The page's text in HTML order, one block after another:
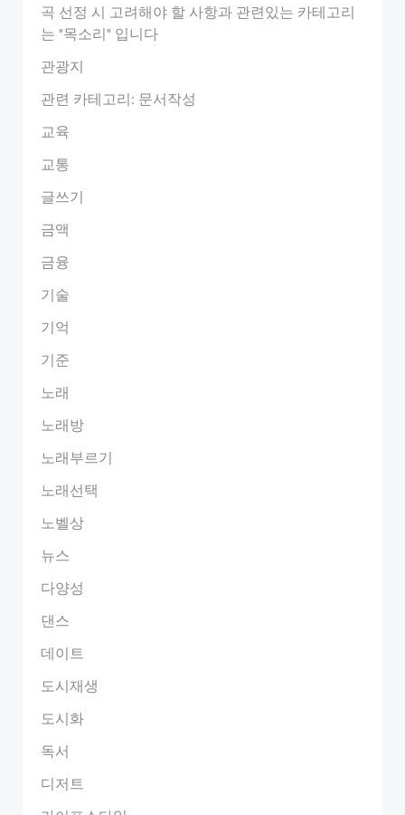
곡 선정 시 고려해야 할 사항과 관련있는 카테고리
는 "목소리" 입니다
관광지
관련 카테고리: 문서작성
교육
교통
글쓰기
금액
금융
기술
기억
기준
노래
노래방
노래부르기
노래선택
노벨상
뉴스
다양성
댄스
데이트
도시재생
도시화
독서
디저트